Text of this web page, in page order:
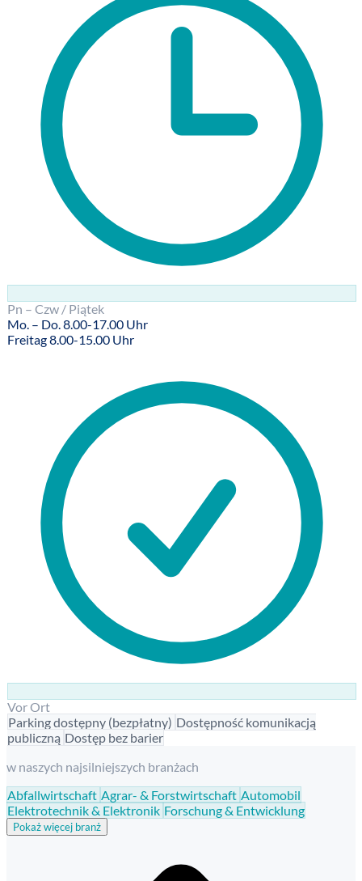
Pn – Czw / Piątek
Mo. – Do. 8.00-17.00 Uhr
Freitag 8.00-15.00 Uhr
Vor Ort
Parking dostępny (bezpłatny) Dostępność komunikacją
publiczną Dostęp bez barier
w naszych najsilniejszych branżach
Abfallwirtschaft Agrar- & Forstwirtschaft Automobil
Elektrotechnik & Elektronik Forschung & Entwicklung
Pokaż więcej branż